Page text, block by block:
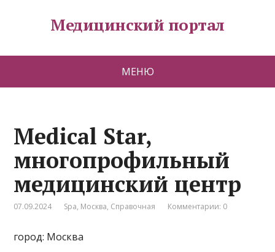
Медицинский портал
МЕНЮ
Medical Star,
многопрофильный
медицинский центр
07.09.2024 Spa, Москва, Справочная Комментарии: 0
город: Москва